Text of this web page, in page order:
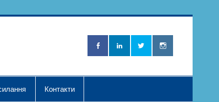
Хвилька"
Контакти